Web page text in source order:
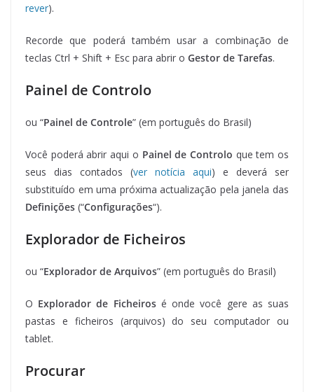
rever).
Recorde que poderá também usar a combinação de
teclas Ctrl + Shift + Esc para abrir o Gestor de Tarefas.
Painel de Controlo
ou “Painel de Controle” (em português do Brasil)
Você poderá abrir aqui o Painel de Controlo que tem os
seus dias contados (ver notícia aqui) e deverá ser
substituído em uma próxima actualização pela janela das
Definições (“Configurações“).
Explorador de Ficheiros
ou “Explorador de Arquivos” (em português do Brasil)
O Explorador de Ficheirosé onde você gere as suas
pastas e ficheiros (arquivos) do seu computador ou
tablet.
Procurar